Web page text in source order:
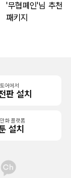
'무협폐인'님 추천
패키지
어에서
판 설치
화 플랫폼
설치